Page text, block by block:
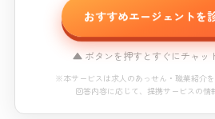
おすすめエージェントを
▲ ボタンを押すとすぐにチャッ
※本サービスは求人のあっせん・職業紹介
回答内容に応じて、提携サービスの情